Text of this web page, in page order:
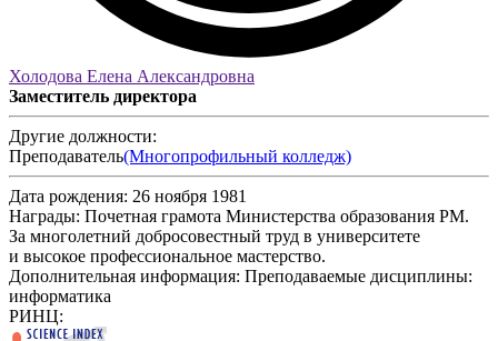
Холодова Елена Александровна
Заместитель директора
Другие должности:
Преподаватель(Многопрофильный колледж)
Дата рождения: 26 ноября 1981
Награды: Почетная грамота Министерства образования РМ.
За многолетний добросовестный труд в университете
и высокое профессиональное мастерство.
Дополнительная информация: Преподаваемые дисциплины:
информатика
РИНЦ: